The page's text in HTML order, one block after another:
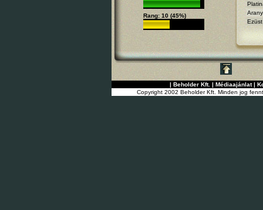
Rang: 10 (45%)
Arany
Ezüst
| Beholder Kft. | Médiaajánlat|
Copyright 2002 Beholder Kft. Minden jog